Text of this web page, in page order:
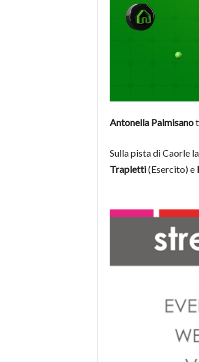
Antonella Palmisano
Sulla pista di Caorle
Trapletti(Esercito) e